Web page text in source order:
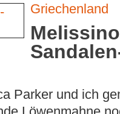
Griechenland
Parker und ich